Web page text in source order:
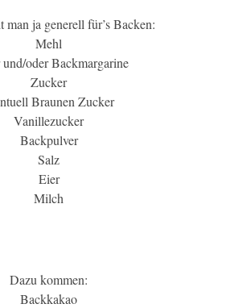
man ja generell für’s Backen:
Mehl
oder Backmargarine
Zucker
Braunen Zucker
Vanillezucker
Backpulver
Salz
Eier
Milch
Dazu kommen:
Backkakao